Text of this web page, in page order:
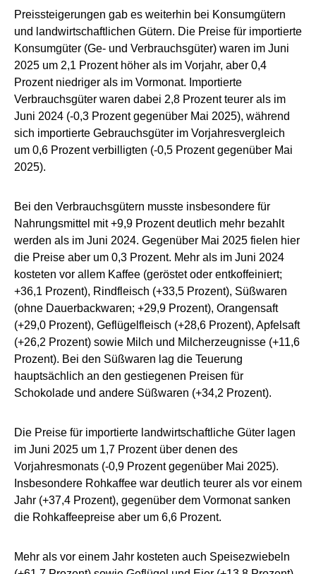
Preissteigerungen gab es weiterhin bei Konsumgütern
und landwirtschaftlichen Gütern. Die Preise für importierte
Konsumgüter (Ge- und Verbrauchsgüter) waren im Juni
2025 um 2,1 Prozent höher als im Vorjahr, aber 0,4
Prozent niedriger als im Vormonat. Importierte
Verbrauchsgüter waren dabei 2,8 Prozent teurer als im
Juni 2024 (-0,3 Prozent gegenüber Mai 2025), während
sich importierte Gebrauchsgüter im Vorjahresvergleich
um 0,6 Prozent verbilligten (-0,5 Prozent gegenüber Mai
2025).
Bei den Verbrauchsgütern musste insbesondere für
Nahrungsmittel mit +9,9 Prozent deutlich mehr bezahlt
werden als im Juni 2024. Gegenüber Mai 2025 fielen hier
die Preise aber um 0,3 Prozent. Mehr als im Juni 2024
kosteten vor allem Kaffee (geröstet oder entkoffeiniert;
+36,1 Prozent), Rindfleisch (+33,5 Prozent), Süßwaren
(ohne Dauerbackwaren; +29,9 Prozent), Orangensaft
(+29,0 Prozent), Geflügelfleisch (+28,6 Prozent), Apfelsaft
(+26,2 Prozent) sowie Milch und Milcherzeugnisse (+11,6
Prozent). Bei den Süßwaren lag die Teuerung
hauptsächlich an den gestiegenen Preisen für
Schokolade und andere Süßwaren (+34,2 Prozent).
Die Preise für importierte landwirtschaftliche Güter lagen
im Juni 2025 um 1,7 Prozent über denen des
Vorjahresmonats (-0,9 Prozent gegenüber Mai 2025).
Insbesondere Rohkaffee war deutlich teurer als vor einem
Jahr (+37,4 Prozent), gegenüber dem Vormonat sanken
die Rohkaffeepreise aber um 6,6 Prozent.
Mehr als vor einem Jahr kosteten auch Speisezwiebeln